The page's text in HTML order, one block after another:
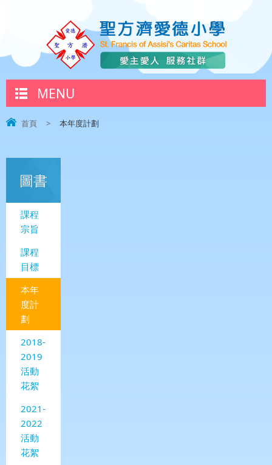
MENU
首頁 > 本年度計劃
圖書
課程
宗旨
課程
目標
本年
度計
劃
2018-
2019
活動
花絮
2021-
2022
活動
花絮